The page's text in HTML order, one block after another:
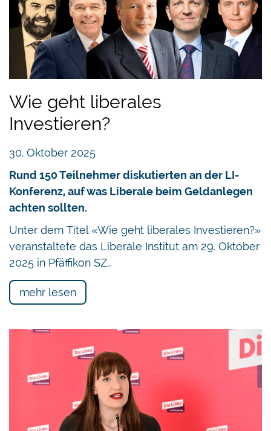
Wie geht liberales
Investieren?
30. Oktober 2025
Rund 150 Teilnehmer diskutierten an der LI-
Konferenz, auf was Liberale beim Geldanlegen
achten sollten.
Unter dem Titel «Wie geht liberales Investieren?»
veranstaltete das Liberale Institut am 29. Oktober
2025 in Pfäffikon SZ…
mehr lesen